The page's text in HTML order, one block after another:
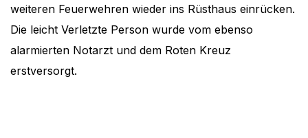
weiteren Feuerwehren wieder ins Rüsthaus einrücken.
Die leicht Verletzte Person wurde vom ebenso
alarmierten Notarzt und dem Roten Kreuz
erstversorgt.